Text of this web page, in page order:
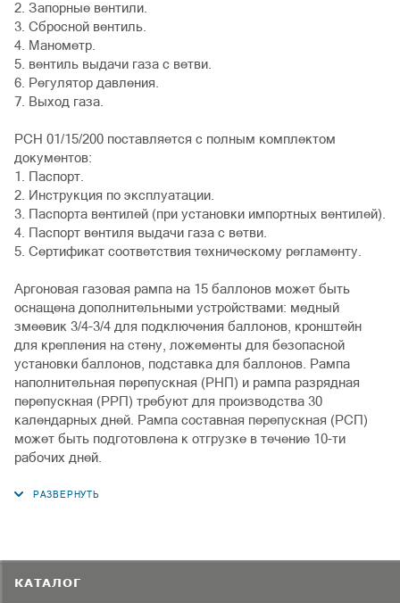
2. Запорные вентили.
3. Сбросной вентиль.
4. Манометр.
5. вентиль выдачи газа с ветви.
6. Регулятор давления.
7. Выход газа.
РСН 01/15/200 поставляется с полным комплектом
документов:
1. Паспорт.
2. Инструкция по эксплуатации.
3. Паспорта вентилей (при установки импортных вентилей).
4. Паспорт вентиля выдачи газа с ветви.
5. Сертификат соответствия техническому регламенту.
Аргоновая газовая рампа на 15 баллонов может быть
оснащена дополнительными устройствами: медный
змеевик 3/4-3/4 для подключения баллонов, кронштейн
для крепления на стену, ложементы для безопасной
установки баллонов, подставка для баллонов. Рампа
наполнительная перепускная (РНП) и рампа разрядная
перепускная (РРП) требуют для производства 30
календарных дней. Рампа составная перепускная (РСП)
может быть подготовлена к отгрузке в течение 10-ти
рабочих дней.
КАТАЛОГ